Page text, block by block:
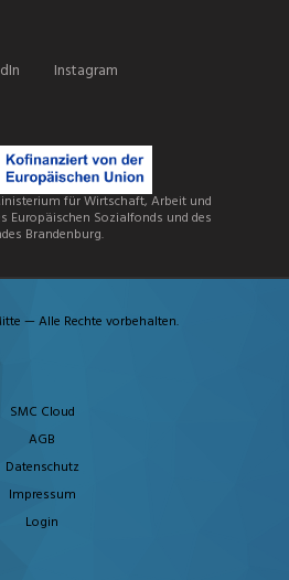
Instagram
für Wirtschaft, Arbeit und
Europäischen Sozialfonds und des
Brandenburg.
— Alle Rechte vorbehalten.
SMC Cloud
AGB
Datenschutz
Impressum
Login